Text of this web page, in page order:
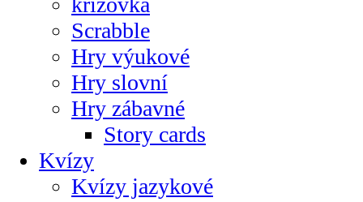
Scrabble
Hry výukové
Hry slovní
Hry zábavné
Story cards
Kvízy
Kvízy jazykové